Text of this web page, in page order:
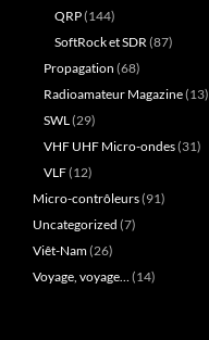
QRP(144)
SoftRock et SDR(87)
Propagation (68)
Radioamateur Magazine(13)
SWL(29)
VHF UHF Micro-ondes(31)
VLF(12)
Micro-contrôleurs(91)
Uncategorized (7)
Viêt-Nam(26)
Voyage, voyage…(14)